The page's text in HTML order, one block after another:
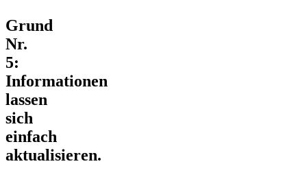
Grund
Nr.
5:
Informationen
lassen
sich
einfach
aktualisieren.